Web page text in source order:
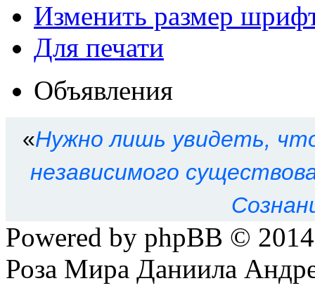
Изменить размер
Для печати
Объявления
«Нужно лишь увидеть,
независимого
Powered by phpBB ©
Роза Мира Даниила